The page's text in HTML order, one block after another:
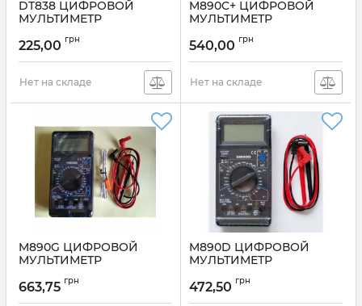
DT838 ЦИФРОВОЙ
МУЛЬТИМЕТР
225,00 грн
Нет на складе
M890C+ ЦИФРОВОЙ
МУЛЬТИМЕТР
540,00 грн
Нет на складе
M890G ЦИФРОВОЙ
МУЛЬТИМЕТР
663,75 грн
M890D ЦИФРОВОЙ
МУЛЬТИМЕТР
472,50 грн